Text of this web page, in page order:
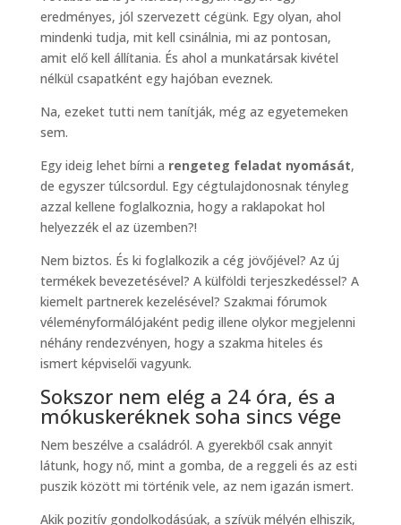
eredményes, jól szervezett cégünk. Egy olyan, ahol
mindenki tudja, mit kell csinálnia, mi az pontosan,
amit elő kell állítania. És ahol a munkatársak kivétel
nélkül csapatként egy hajóban eveznek.
Na, ezeket tutti nem tanítják, még az egyetemeken
sem.
Egy ideig lehet bírni a rengeteg feladat nyomását,
de egyszer túlcsordul. Egy cégtulajdonosnak tényleg
azzal kellene foglalkoznia, hogy a raklapokat hol
helyezzék el az üzemben?!
Nem biztos. És ki foglalkozik a cég jövőjével? Az új
termékek bevezetésével? A külföldi terjeszkedéssel? A
kiemelt partnerek kezelésével? Szakmai fórumok
véleményformálójaként pedig illene olykor megjelenni
néhány rendezvényen, hogy a szakma hiteles és
ismert képviselői vagyunk.
Sokszor nem elég a 24 óra, és a
mókuskeréknek soha sincs vége
Nem beszélve a családról. A gyerekből csak annyit
látunk, hogy nő, mint a gomba, de a reggeli és az esti
puszik között mi történik vele, az nem igazán ismert.
Akik pozitív gondolkodásúak, a szívük mélyén elhiszik,